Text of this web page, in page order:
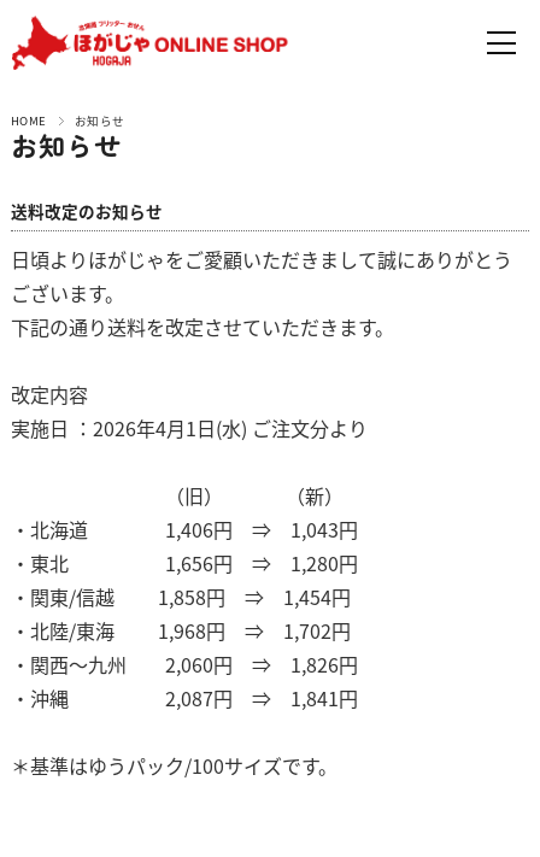
HOME お知らせ
お知らせ
送料改定のお知らせ
日頃よりほがじゃをご愛顧いただきまして誠にありがとう
ございます。
下記の通り送料を改定させていただきます。
改定内容
実施日 ：2026年4月1日(水) ご注文分より
（旧） （新）
・北海道 1,406円 ⇒ 1,043円
・東北 1,656円 ⇒ 1,280円
・関東/信越 1,858円 ⇒ 1,454円
・北陸/東海 1,968円 ⇒ 1,702円
・関西～九州 2,060円 ⇒ 1,826円
・沖縄 2,087円 ⇒ 1,841円
＊基準はゆうパック/100サイズです。